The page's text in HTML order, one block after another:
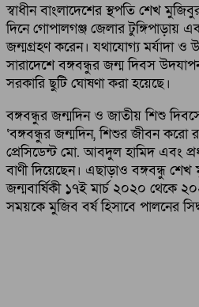
স্বাধীন বাংলাদেশের স্থপতি শেখ
দিনে গোপালগঞ্জ জেলার টুঙ্গিপাড়ায়
জন্মগ্রহণ করেন। যথাযোগ্য মর্যাদা ও
সারাদেশে বঙ্গবন্ধুর জন্ম দিবস
সরকারি ছুটি ঘোষণা করা হয়েছে।
বঙ্গবন্ধুর জন্মদিন ও জাতীয় শিশু
‘বঙ্গবন্ধুর জন্মদিন, শিশুর জীবন করো
প্রেসিডেন্ট মো. আবদুল হামিদ এবং
বাণী দিয়েছেন। এছাড়াও বঙ্গবন্ধু
জন্মবার্ষিকী ১৭ই মার্চ ২০২০ থেকে
সময়কে মুজিব বর্ষ হিসাবে পালনের